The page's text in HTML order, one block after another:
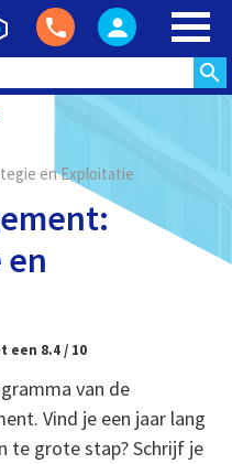
en Exploitatie
een 8.4 / 10
van de
Vind je een jaar lang
te grote stap? Schrijf je